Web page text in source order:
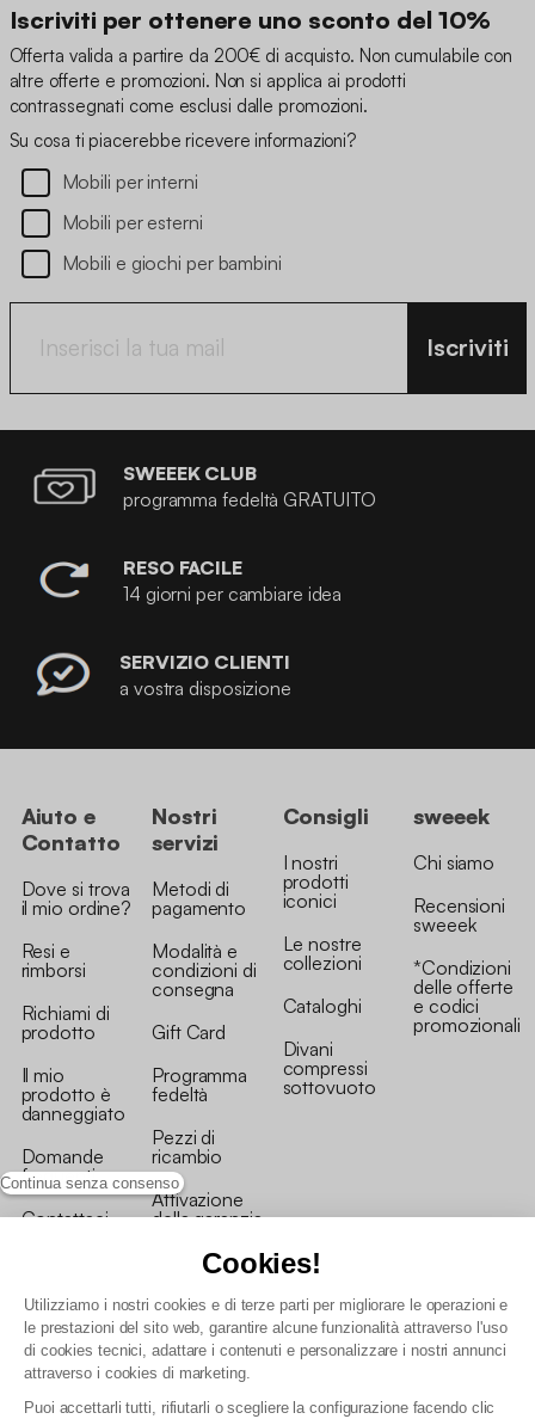
Continua senza consenso
Cookies!
Utilizziamo i nostri cookies e di terze parti per migliorare le operazioni e
le prestazioni del sito web, garantire alcune funzionalità attraverso l'uso
di cookies tecnici, adattare i contenuti e personalizzare i nostri annunci
attraverso i cookies di marketing.
Puoi accettarli tutti, rifiutarli o scegliere la configurazione facendo clic
Iscriviti per ottenere uno sconto del 10%
Offerta valida a partire da 200€ di acquisto. Non cumulabile con
altre offerte e promozioni. Non si applica ai prodotti
contrassegnati come esclusi dalle promozioni.
Su cosa ti piacerebbe ricevere informazioni?
Mobili per interni
Mobili per esterni
Mobili e giochi per bambini
Iscriviti
SWEEEK CLUB
programma fedeltà GRATUITO
RESO FACILE
14 giorni per cambiare idea
SERVIZIO CLIENTI
a vostra disposizione
Aiuto e
Contatto
Dove si trova
il mio ordine?
Resi e
rimborsi
Richiami di
prodotto
Il mio
prodotto è
danneggiato
Domande
frequenti
Contattaci
Nostri
servizi
Metodi di
pagamento
Modalità e
condizioni di
consegna
Gift Card
Programma
fedeltà
Pezzi di
ricambio
Attivazione
della garanzia
Consigli
I nostri
prodotti
iconici
Le nostre
collezioni
Cataloghi
Divani
compressi
sottovuoto
sweeek
Chi siamo
Recensioni
sweeek
*Condizioni
delle offerte
e codici
promozionali
Condizioni generali vendita
Politica di gestione dei dati personali e dei cookie